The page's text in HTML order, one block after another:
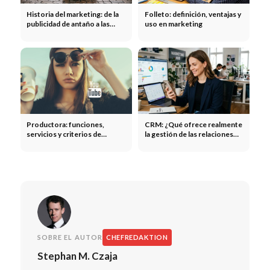
Historia del marketing: de la
publicidad de antaño a las
Folleto: definición, ventajas y
uso en marketing
Productora: funciones,
servicios y criterios de
CRM: ¿Qué ofrece realmente
la gestión de las relaciones
SOBRE EL AUTOR CHEFREDAKTION
Stephan M. Czaja